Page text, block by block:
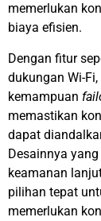
memerlukan
biaya efisien.
Dengan fitur
dukungan Wi-Fi
kemampuan
memastikan
dapat
Desainnya
keamanan
pilihan tepat
memerlukan